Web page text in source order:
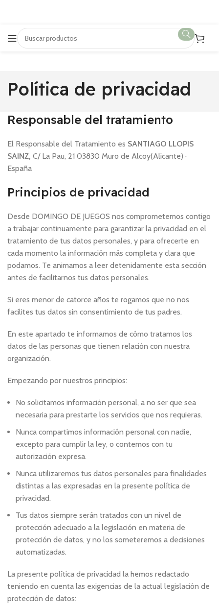
Política de privacidad
Responsable del tratamiento
El Responsable del Tratamiento es SANTIAGO LLOPIS
SAINZ, C/ La Pau, 21 03830 Muro de Alcoy(Alicante) ·
España
Principios de privacidad
Desde DOMINGO DE JUEGOS nos comprometemos contigo
a trabajar continuamente para garantizar la privacidad en el
tratamiento de tus datos personales, y para ofrecerte en
cada momento la información más completa y clara que
podamos. Te animamos a leer detenidamente esta sección
antes de facilitarnos tus datos personales.
Si eres menor de catorce años te rogamos que no nos
facilites tus datos sin consentimiento de tus padres.
En este apartado te informamos de cómo tratamos los
datos de las personas que tienen relación con nuestra
organización.
Empezando por nuestros principios:
No solicitamos información personal, a no ser que sea
necesaria para prestarte los servicios que nos requieras.
Nunca compartimos información personal con nadie,
excepto para cumplir la ley, o contemos con tu
autorización expresa.
Nunca utilizaremos tus datos personales para finalidades
distintas a las expresadas en la presente política de
privacidad.
Tus datos siempre serán tratados con un nivel de
protección adecuado a la legislación en materia de
protección de datos, y no los someteremos a decisiones
automatizadas.
La presente política de privacidad la hemos redactado
teniendo en cuenta las exigencias de la actual legislación de
protección de datos: